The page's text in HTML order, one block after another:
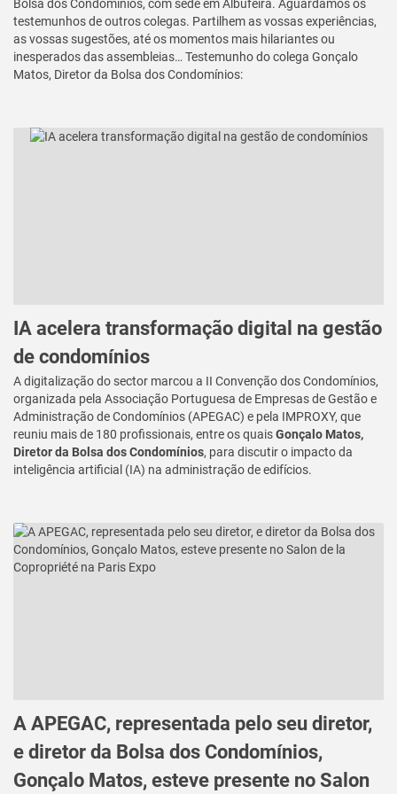
Bolsa dos Condomínios, com sede em Albufeira. Aguardamos os
testemunhos de outros colegas. Partilhem as vossas experiências,
as vossas sugestões, até os momentos mais hilariantes ou
inesperados das assembleias… Testemunho do colega Gonçalo
Matos, Diretor da Bolsa dos Condomínios:
IA acelera transformação digital na gestão
de condomínios
A digitalização do sector marcou a II Convenção dos Condomínios,
organizada pela Associação Portuguesa de Empresas de Gestão e
Administração de Condomínios (APEGAC) e pela IMPROXY, que
reuniu mais de 180 profissionais, entre os quaisGonçalo Matos,
Diretor da Bolsa dos Condomínios, para discutir o impacto da
inteligência artificial (IA) na administração de edifícios.
A APEGAC, representada pelo seu diretor,
e diretor da Bolsa dos Condomínios,
Gonçalo Matos, esteve presente no Salon